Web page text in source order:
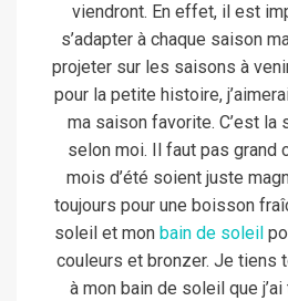
viendront. En effet, il est
s’adapter à chaque saison
projeter sur les saisons à
pour la petite histoire,
ma saison favorite. C’est la
selon moi. Il faut pas grand
mois d’été soient juste
toujours pour une boisson
soleil et mon bain de soleil
couleurs et bronzer. Je tiens
à mon bain de soleil que